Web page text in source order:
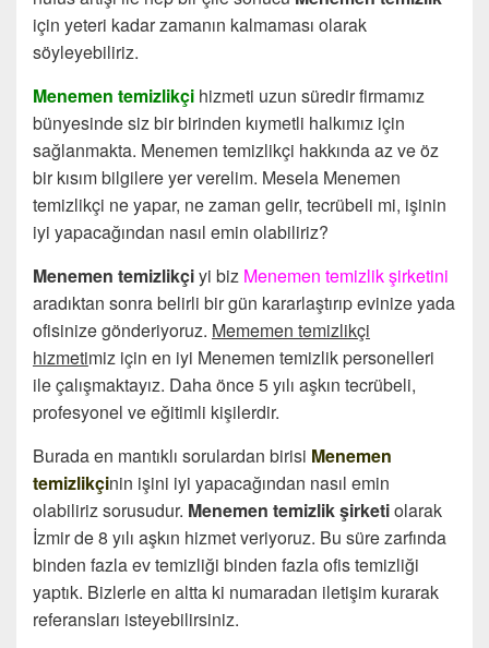
için yeteri kadar zamanın kalmaması olarak
söyleyebiliriz.
Menemen temizlikçi hizmeti uzun süredir firmamız
bünyesinde siz bir birinden kıymetli halkımız için
sağlanmakta. Menemen temizlikçi hakkında az ve öz
bir kısım bilgilere yer verelim. Mesela Menemen
temizlikçi ne yapar, ne zaman gelir, tecrübeli mi, işinin
iyi yapacağından nasıl emin olabiliriz?
Menemen temizlikçiyi biz Menemen temizlik şirketini
aradıktan sonra belirli bir gün kararlaştırıp evinize yada
ofisinize gönderiyoruz. Mememen temizlikçi
hizmetimiz için en iyi Menemen temizlik personelleri
ile çalışmaktayız. Daha önce 5 yılı aşkın tecrübeli,
profesyonel ve eğitimli kişilerdir.
Burada en mantıklı sorulardan birisi Menemen
temizlikçinin işini iyi yapacağından nasıl emin
olabiliriz sorusudur. Menemen temizlik şirketiolarak
İzmir de 8 yılı aşkın hizmet veriyoruz. Bu süre zarfında
binden fazla ev temizliği binden fazla ofis temizliği
yaptık. Bizlerle en altta ki numaradan iletişim kurarak
referansları isteyebilirsiniz.